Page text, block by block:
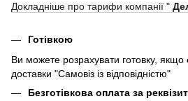
Докладніше про тарифи компанії "
Готівкою
Ви можете розрахувати готовку, якщо
доставки "Самовіз із відповідністю"
Безготівкова оплата за